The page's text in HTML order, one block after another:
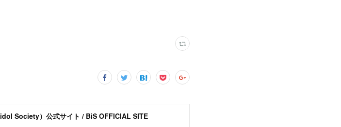
Society）公式サイト / BiS OFFICIAL SITE